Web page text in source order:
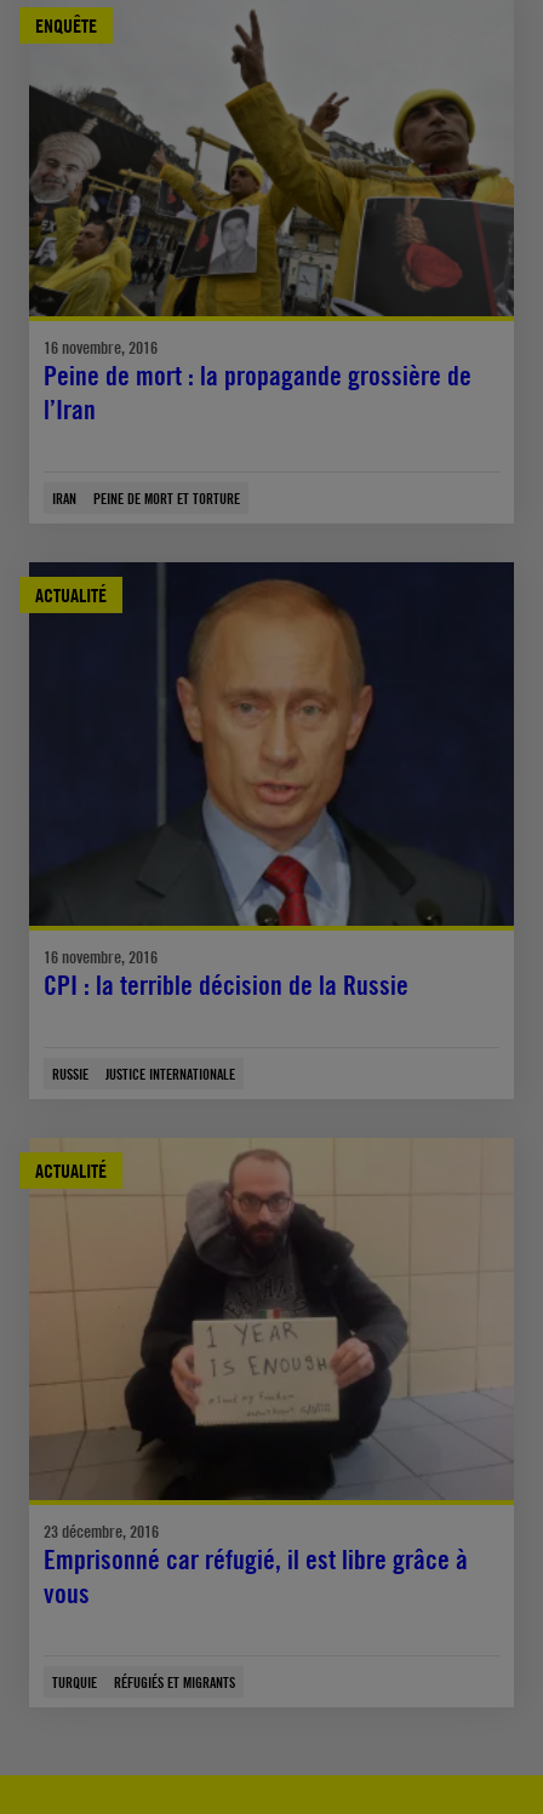
ENQUÊTE
16 novembre, 2016
Peine de mort : la propagande grossière de
l’Iran
IRAN PEINE DE MORT ET TORTURE
ACTUALITÉ
16 novembre, 2016
CPI : la terrible décision de la Russie
RUSSIE JUSTICE INTERNATIONALE
ACTUALITÉ
23 décembre, 2016
Emprisonné car réfugié, il est libre grâce à
vous
TURQUIE RÉFUGIÉS ET MIGRANTS